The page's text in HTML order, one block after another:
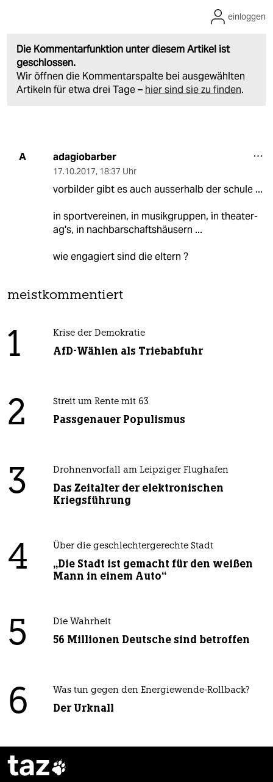
Die Kommentarfunktion unter diesem Artikel ist
geschlossen.
Wir öffnen die Kommentarspalte bei ausgewählten
Artikeln für etwa drei Tage – hier sind sie zu finden.
einloggen
A adagiobarber
17.10.2017, 18:37 Uhr
vorbilder gibt es auch ausserhalb der schule ...
in sportvereinen, in musikgruppen, in theater-
ag's, in nachbarschaftshäusern ...
wie engagiert sind die eltern ?
meistkommentiert
1 Krise der Demokratie
AfD-Wählen als Triebabfuhr
2 Streit um Rente mit 63
Passgenauer Populismus
3 Drohnenvorfall am Leipziger Flughafen
Das Zeitalter der elektronischen
Kriegsführung
4 Über die geschlechtergerechte Stadt
„Die Stadt ist gemacht für den weißen
Mann in einem Auto“
5 Die Wahrheit
56 Millionen Deutsche sind betroffen
6 Was tun gegen den Energiewende-Rollback?
Der Urknall
taz